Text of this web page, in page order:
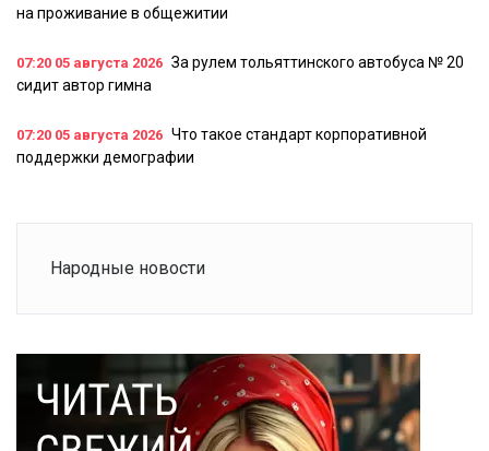
на проживание в общежитии
07:20 05 августа 2026 За рулем тольяттинского автобуса № 20
сидит автор гимна
07:20 05 августа 2026 Что такое стандарт корпоративной
поддержки демографии
Народные новости